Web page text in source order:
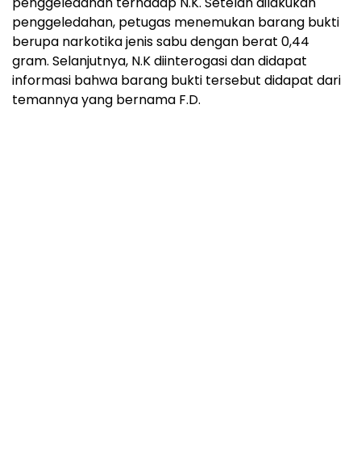
penggeledahan, petugas menemukan barang bukti
berupa narkotika jenis sabu dengan berat 0,44
gram. Selanjutnya, N.K diinterogasi dan didapat
informasi bahwa barang bukti tersebut didapat dari
temannya yang bernama F.D.